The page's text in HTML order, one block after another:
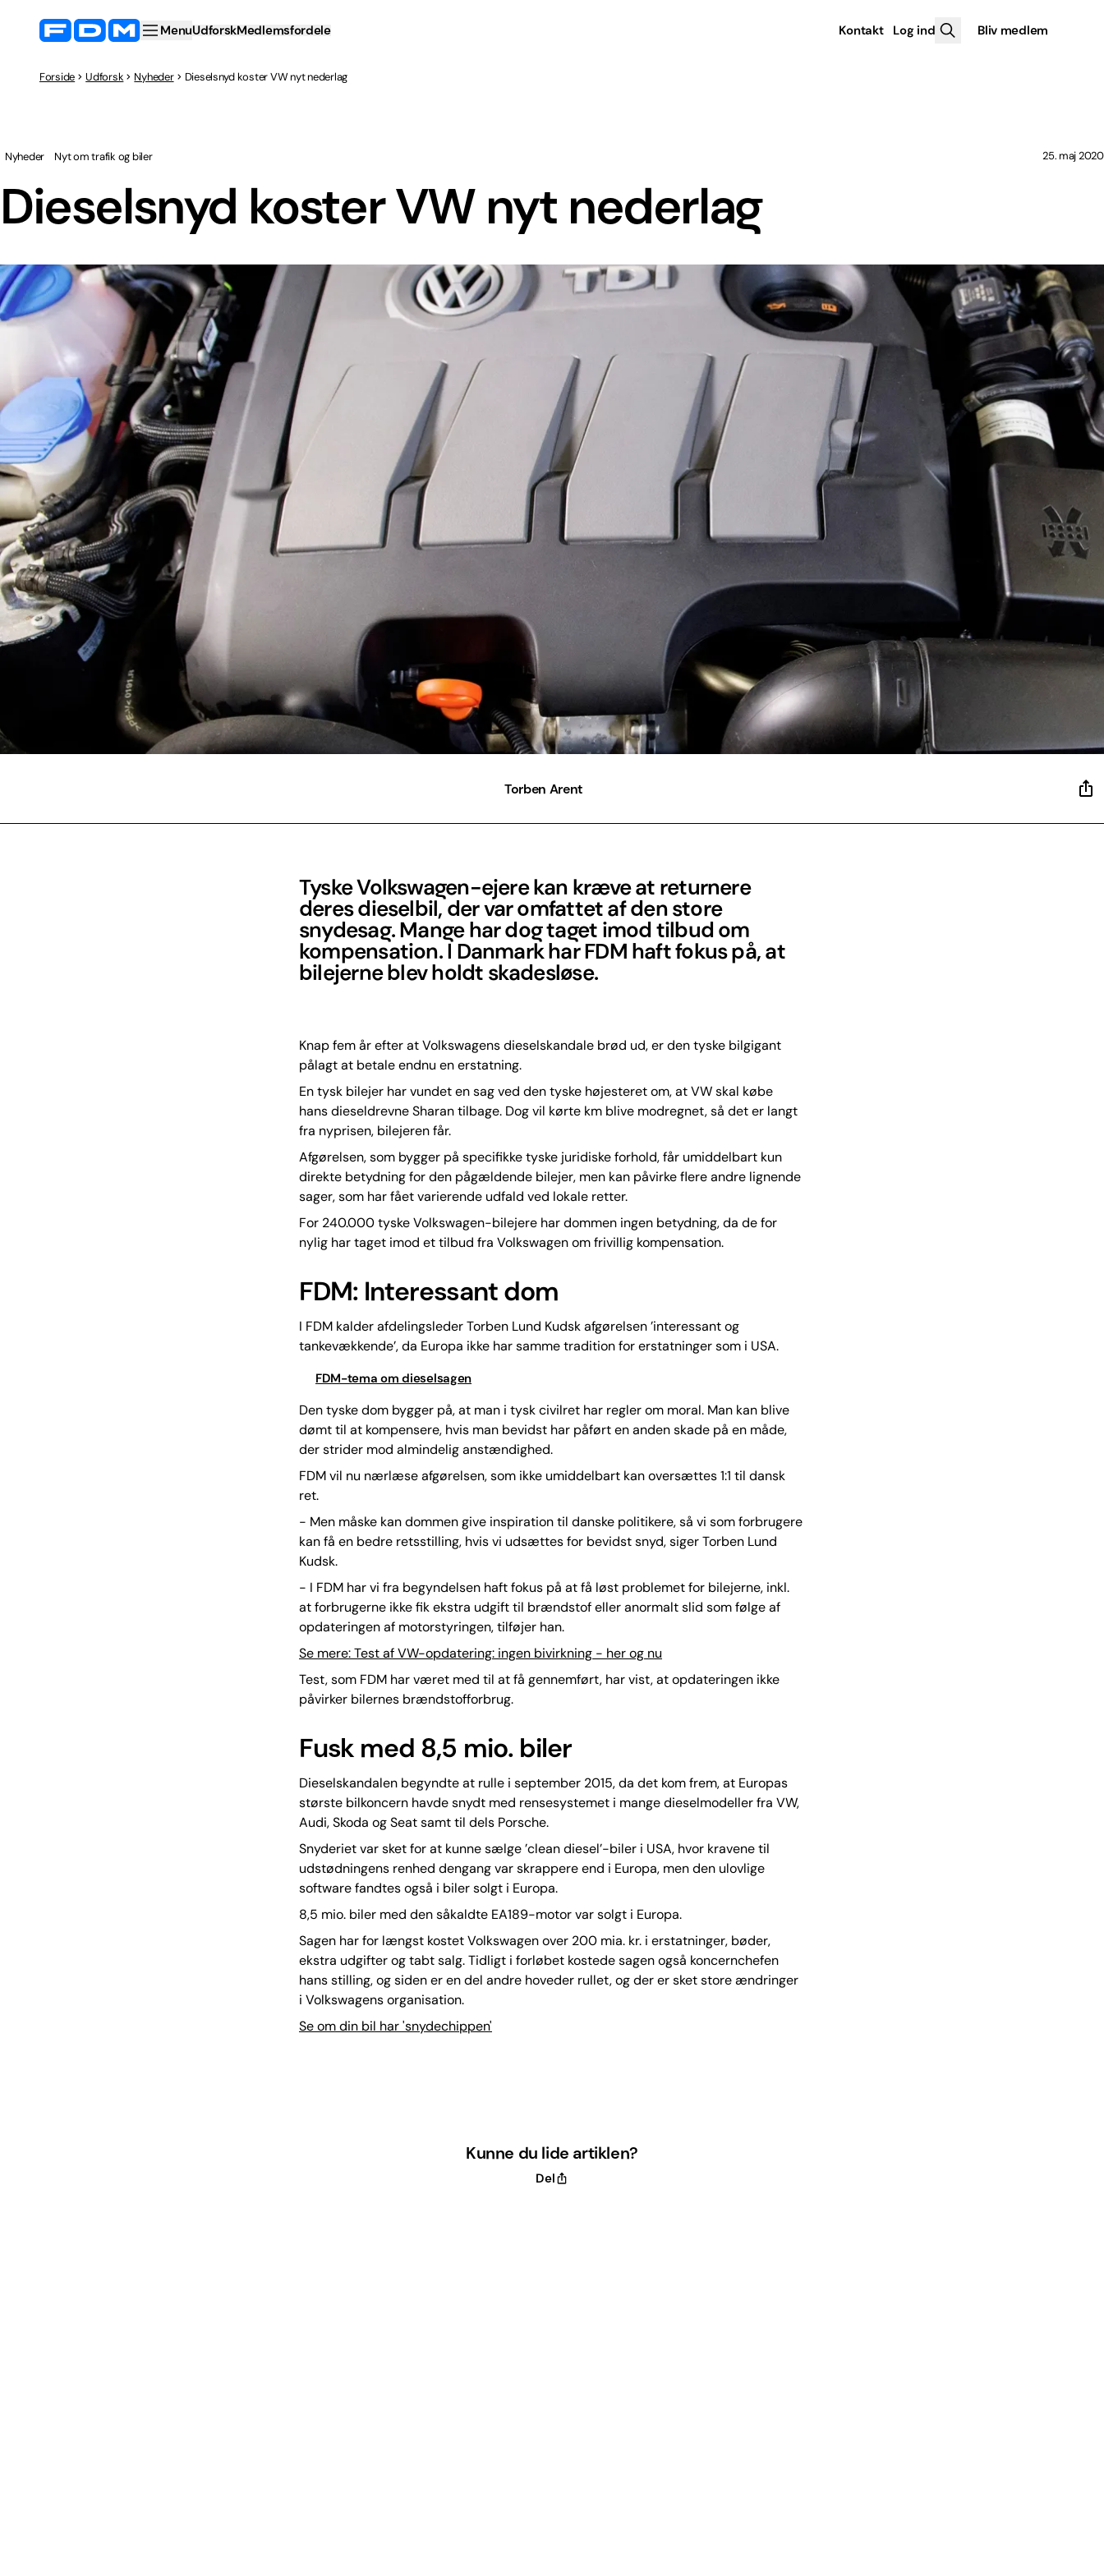
MenuUdforskMedlemsfordele Kontakt Log ind Bliv medlem
Forside Udforsk Nyheder Dieselsnyd koster VW nyt nederlag
Dieselsnyd koster VW nyt nederlag
Nyheder Nyt om trafik og biler 25. maj 2020
Torben Arent
Tyske Volkswagen-ejere kan kræve at returnere
deres dieselbil, der var omfattet af den store
snydesag. Mange har dog taget imod tilbud om
kompensation. I Danmark har FDM haft fokus på, at
bilejerne blev holdt skadesløse.
Knap fem år efter at Volkswagens dieselskandale brød ud, er den tyske bilgigant
pålagt at betale endnu en erstatning.
En tysk bilejer har vundet en sag ved den tyske højesteret om, at VW skal købe
hans dieseldrevne Sharan tilbage. Dog vil kørte km blive modregnet, så det er langt
fra nyprisen, bilejeren får.
Afgørelsen, som bygger på specifikke tyske juridiske forhold, får umiddelbart kun
direkte betydning for den pågældende bilejer, men kan påvirke flere andre lignende
sager, som har fået varierende udfald ved lokale retter.
For 240.000 tyske Volkswagen-bilejere har dommen ingen betydning, da de for
nylig har taget imod et tilbud fra Volkswagen om frivillig kompensation.
FDM: Interessant dom
I FDM kalder afdelingsleder Torben Lund Kudsk afgørelsen ’interessant og
tankevækkende’, da Europa ikke har samme tradition for erstatninger som i USA.
FDM-tema om dieselsagen
Den tyske dom bygger på, at man i tysk civilret har regler om moral. Man kan blive
dømt til at kompensere, hvis man bevidst har påført en anden skade på en måde,
der strider mod almindelig anstændighed.
FDM vil nu nærlæse afgørelsen, som ikke umiddelbart kan oversættes 1:1 til dansk
ret.
- Men måske kan dommen give inspiration til danske politikere, så vi som forbrugere
kan få en bedre retsstilling, hvis vi udsættes for bevidst snyd, siger Torben Lund
Kudsk.
- I FDM har vi fra begyndelsen haft fokus på at få løst problemet for bilejerne, inkl.
at forbrugerne ikke fik ekstra udgift til brændstof eller anormalt slid som følge af
opdateringen af motorstyringen, tilføjer han.
Se mere: Test af VW-opdatering: ingen bivirkning - her og nu
Test, som FDM har været med til at få gennemført, har vist, at opdateringen ikke
påvirker bilernes brændstofforbrug.
Fusk med 8,5 mio. biler
Dieselskandalen begyndte at rulle i september 2015, da det kom frem, at Europas
største bilkoncern havde snydt med rensesystemet i mange dieselmodeller fra VW,
Audi, Skoda og Seat samt til dels Porsche.
Snyderiet var sket for at kunne sælge ’clean diesel’-biler i USA, hvor kravene til
udstødningens renhed dengang var skrappere end i Europa, men den ulovlige
software fandtes også i biler solgt i Europa.
8,5 mio. biler med den såkaldte EA189-motor var solgt i Europa.
Sagen har for længst kostet Volkswagen over 200 mia. kr. i erstatninger, bøder,
ekstra udgifter og tabt salg. Tidligt i forløbet kostede sagen også koncernchefen
hans stilling, og siden er en del andre hoveder rullet, og der er sket store ændringer
i Volkswagens organisation.
Se om din bil har 'snydechippen'
Kunne du lide artiklen?
Del